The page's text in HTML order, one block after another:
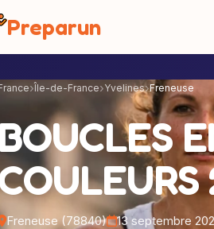
Preparun
Île-de-France Yvelines Freneuse
BOUCLES
Freneuse (78840) 13 septembre